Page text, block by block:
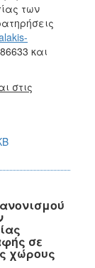
των
και
στις
σε
χώρους